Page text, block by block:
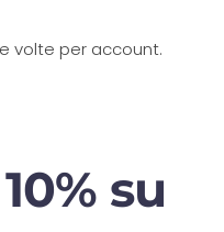
volte per account.
su